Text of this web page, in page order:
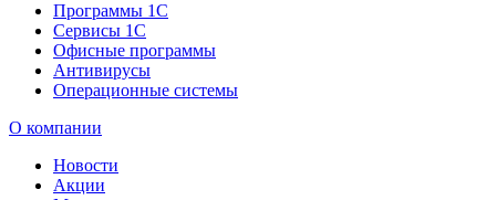
Программы 1С
Сервисы 1С
Офисные программы
Антивирусы
Операционные системы
О компании
Новости
Акции